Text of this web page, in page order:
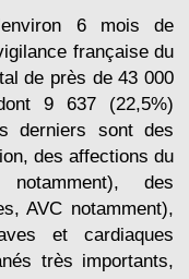
6 mois de
française du
de près de 43 000
9 637 (22,5%)
derniers sont des
des affections du
des
AVC notamment),
et cardiaques
très importants,